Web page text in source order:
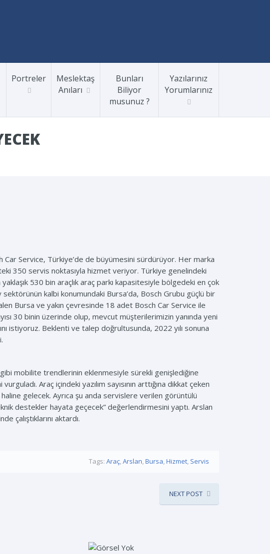
Portreler
Meslektaş
Anıları
Bunları
Biliyor
musunuz ?
Yazılarınız
Yorumlarınız
Service, Türkiye’de de büyümesini sürdürüyor. Her marka
350 servis noktasıyla hizmet veriyor. Türkiye genelindeki
530 bin araçlık araç parkı kapasitesiyle bölgedeki en çok
kalbi konumundaki Bursa’da, Bosch Grubu güçlü bir
Bursa ve yakın çevresinde 18 adet Bosch Car Service ile
30 binin üzerinde olup, mevcut müşterilerimizin yanında yeni
istiyoruz. Beklenti ve talep doğrultusunda, 2022 yılı sonuna
mobilite trendlerinin eklenmesiyle sürekli genişlediğine
Araç içindeki yazılım sayısının arttığına dikkat çeken
gelecek. Ayrıca şu anda servislere verilen görüntülü
destekler hayata geçecek” değerlendirmesini yaptı. Arslan
çalıştıklarını aktardı.
Tags: Araç,Arslan,Bursa,Hizmet, Servis
NEXT POST